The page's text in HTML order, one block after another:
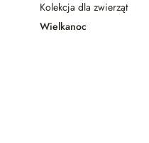
Kolekcja dla zwierząt
Wielkanoc